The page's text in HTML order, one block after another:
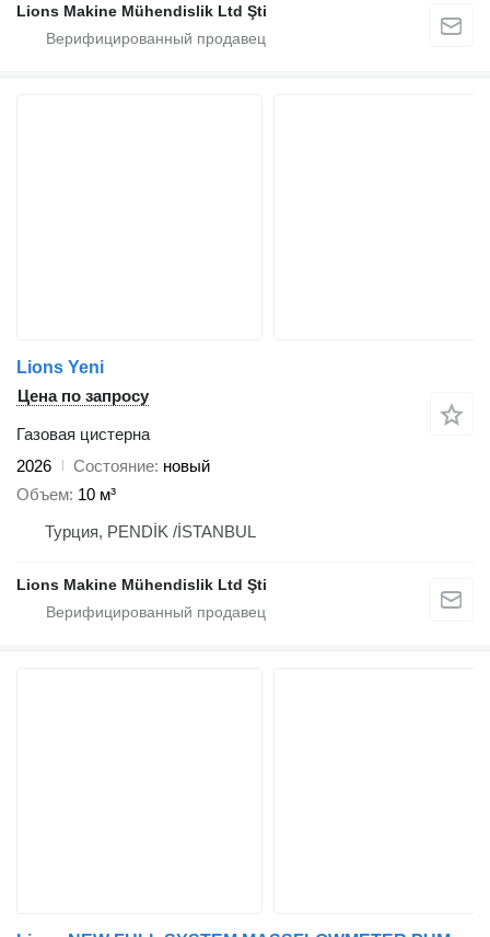
Lions Makine Mühendislik Ltd Şti
Lions Yeni
Цена по запросу
Газовая цистерна
2026
Состояние новый
Объем 10 м³
Турция, PENDİK /İSTANBUL
Lions Makine Mühendislik Ltd Şti